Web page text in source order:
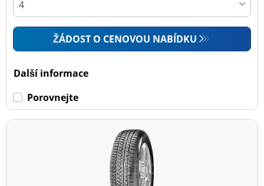
ŽÁDOST O CENOVOU NABÍDKU
Další informace
Porovnejte